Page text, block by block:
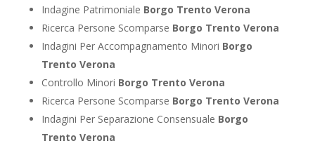
Indagine Patrimoniale Borgo Trento Verona
Ricerca Persone Scomparse Borgo Trento Verona
Indagini Per Accompagnamento Minori Borgo
Trento Verona
Controllo Minori Borgo Trento Verona
Ricerca Persone Scomparse Borgo Trento Verona
Indagini Per Separazione Consensuale Borgo
Trento Verona